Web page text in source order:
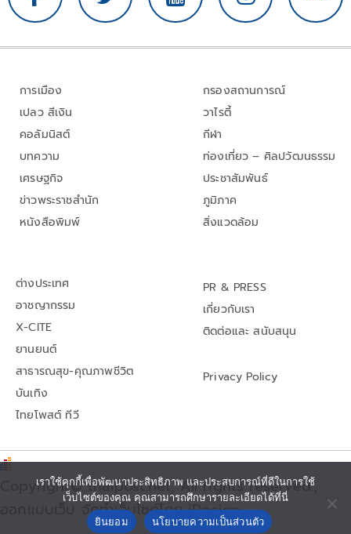
การเมือง
เปลว สีเงิน
คอลัมนิสต์
บทความ
เศรษฐกิจ
ข่าวพระราชสำนัก
หนังสือพิมพ์
กรองสถานการณ์
วาไรตี้
กีฬา
ท่องเที่ยว – ศิลปวัฒนธรรม
ประชาสัมพันธ์
ภูมิภาค
สิ่งแวดล้อม
ต่างประเทศ
อาชญากรรม
X-CITE
ยานยนต์
สาธารณสุข-คุณภาพชีวิต
บันเทิง
ไทยโพสต์ ทีวี
PR & PRESS
เกี่ยวกับเรา
ติดต่อและ สนับสนุน
Privacy Policy
Copyright© thaipost.net, All rights reserved.,
ออกแบบเว็บ จัดทำเว็บไซต์โดย iDesign
เราใช้คุกกี้เพื่อพัฒนาประสิทธิภาพ และประสบการณ์ที่ดีในการใช้
เว็บไซต์ของคุณ คุณสามารถศึกษารายละเอียดได้ที่นี่
ยินยอม
นโยบายความเป็นส่วนตัว